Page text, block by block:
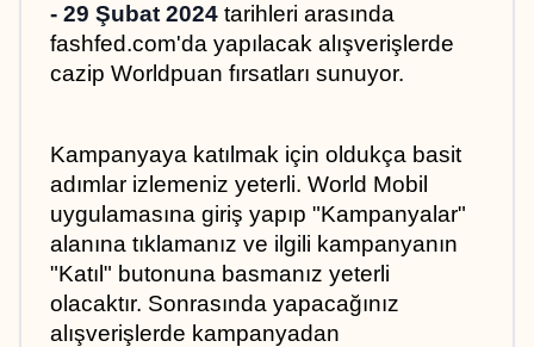
- 29 Şubat 2024 tarihleri arasında
fashfed.com'da yapılacak alışverişlerde
cazip Worldpuan fırsatları sunuyor.
Kampanyaya katılmak için oldukça basit
adımlar izlemeniz yeterli. World Mobil
uygulamasına giriş yapıp "Kampanyalar"
alanına tıklamanız ve ilgili kampanyanın
"Katıl" butonuna basmanız yeterli
olacaktır. Sonrasında yapacağınız
alışverişlerde kampanyadan